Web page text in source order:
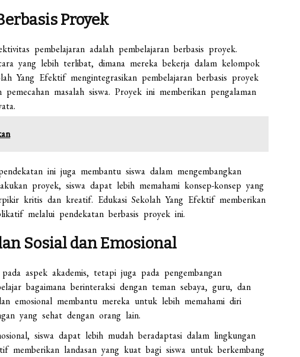
Proyek
pembelajaran adalah pembelajaran berbasis proyek.
yang lebih terlibat, dimana mereka bekerja dalam kelompok
Yang Efektif mengintegrasikan pembelajaran berbasis proyek
masalah siswa. Proyek ini memberikan pengalaman
ini juga membantu siswa dalam mengembangkan
proyek, siswa dapat lebih memahami konsep-konsep yang
kritis dan kreatif. Edukasi Sekolah Yang Efektif memberikan
melalui pendekatan berbasis proyek ini.
Sosial dan Emosional
aspek akademis, tetapi juga pada pengembangan
bagaimana berinteraksi dengan teman sebaya, guru, dan
emosional membantu mereka untuk lebih memahami diri
yang sehat dengan orang lain.
siswa dapat lebih mudah beradaptasi dalam lingkungan
memberikan landasan yang kuat bagi siswa untuk berkembang